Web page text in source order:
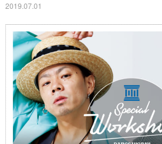
2019.07.01